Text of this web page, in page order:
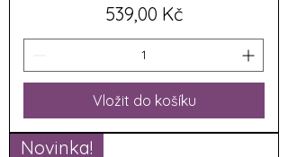
Cena
539,00 Kč
Vložit do košíku
Novinka!